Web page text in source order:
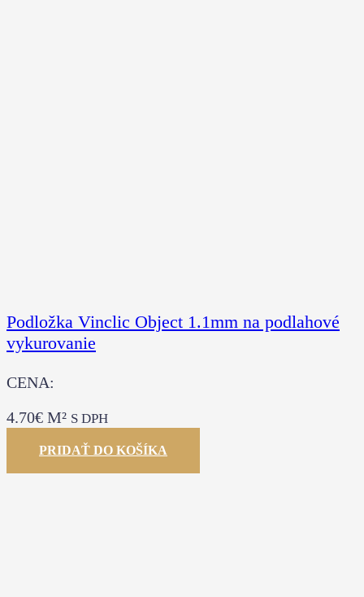
Podložka Vinclic Object 1.1mm na podlahové
vykurovanie
CENA:
4.70€ M² S DPH
PRIDAŤ DO KOŠÍKA